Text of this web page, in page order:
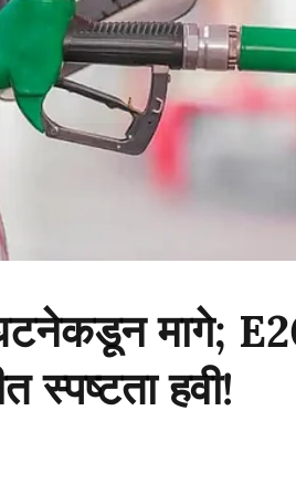
मागे;
स्पष्टता हवी!